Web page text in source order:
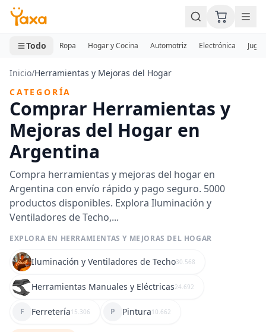
MINI CARRITO
0 productos
Todo Ropa Hogar y Cocina Automotriz Electrónica
Inicio/Herramientas y Mejoras del Hogar
CATEGORÍA
Comprar Herramientas y
Mejoras del Hogar en
Argentina
Compra herramientas y mejoras del hogar en
Argentina con envío rápido y pago seguro. 5000
productos disponibles. Explora Iluminación y
Ventiladores de Techo,...
EXPLORA EN HERRAMIENTAS Y MEJORAS DEL HOGAR
Iluminación y Ventiladores de Techo30.568
Herramientas Manuales y Eléctricas24.692
F Ferretería15.306 P Pintura10.662